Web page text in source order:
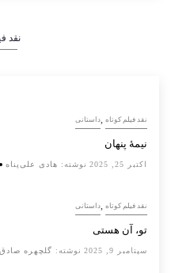
نقد
داستانی, نقد فیلم کوتاه
نیمۀ پنهان
نوشته: هادی علی‌پناه اکتبر 25, 2025
داستانی, نقد فیلم کوتاه
تو، آن هستی
نوشته: گلچهره سپتامبر 9, 2025